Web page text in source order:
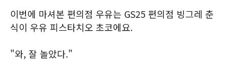
이번에 마셔본 편의점 우유는 GS25 편의점 빙그레 춘
식이 우유 피스타치오 초코에요.
"와, 잘 놀았다."